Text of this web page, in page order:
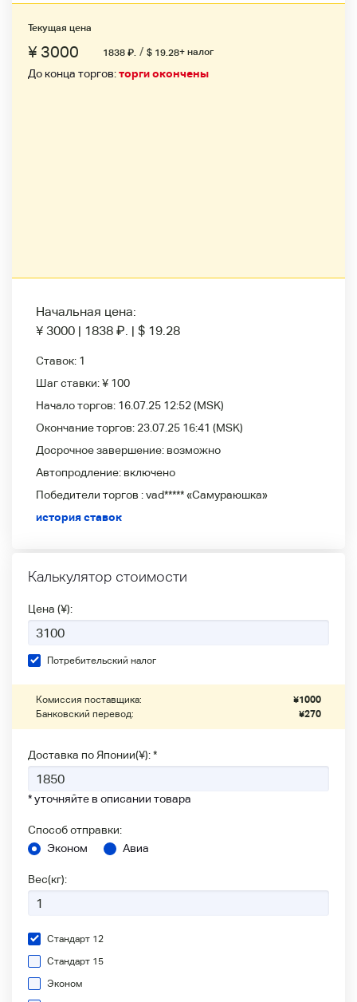
Текущая цена
¥ 3000 1838 ₽. / $ 19.28+ налог
До конца торгов:торги окончены
Начальная цена:
¥ 3000 | 1838 ₽. | $ 19.28
Ставок: 1
Шаг ставки:¥ 100
Начало торгов: 16.07.25 12:52(MSK)
Окончание торгов: 23.07.25 16:41 (MSK)
Досрочное завершение: возможно
Автопродление: включено
Победители
торгов :vad***** «Самураюшка»
история ставок
Калькулятор стоимости
Цена (¥):
Потребительский налог
Комиссия поставщика: ¥1000
Банковский перевод:
¥270
Доставка по Японии(¥): *
* уточняйте в описании товара
Способ отправки:
Эконом
Авиа
Вес(кг):
Стандарт 12
Стандарт 15
Эконом